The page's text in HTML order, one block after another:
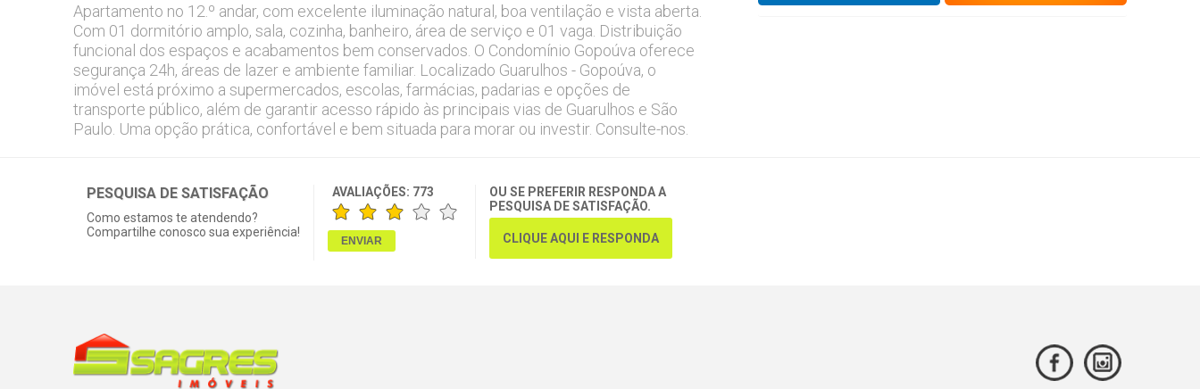
Apartamento no 12.º andar, com excelente iluminação natural, boa ventilação e vista aberta.
Com 01 dormitório amplo, sala, cozinha, banheiro, área de serviço e 01 vaga. Distribuição
funcional dos espaços e acabamentos bem conservados. O Condomínio Gopoúva oferece
segurança 24h, áreas de lazer e ambiente familiar. Localizado Guarulhos - Gopoúva, o
imóvel está próximo a supermercados, escolas, farmácias, padarias e opções de
transporte público, além de garantir acesso rápido às principais vias de Guarulhos e São
Paulo. Uma opção prática, confortável e bem situada para morar ou investir. Consulte-nos.
PESQUISA DE SATISFAÇÃO
Como estamos te atendendo?
Compartilhe conosco sua experiência!
AVALIAÇÕES: 773
OU SE PREFERIR RESPONDA A
PESQUISA DE SATISFAÇÃO.
CLIQUE AQUI E RESPONDA